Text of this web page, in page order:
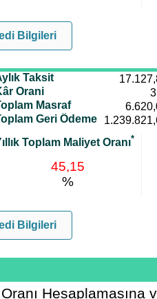
Bilgileri
Taksit
Orani
Masraf
Geri Ödeme
Toplam Maliyet Oranı*
45,15
%
Bilgileri
Hesaplamasına